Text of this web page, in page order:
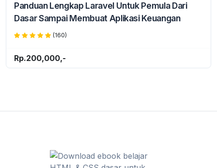
Panduan Lengkap Laravel Untuk Pemula Dari
Dasar Sampai Membuat Aplikasi Keuangan
(160)
Rp.200,000,-